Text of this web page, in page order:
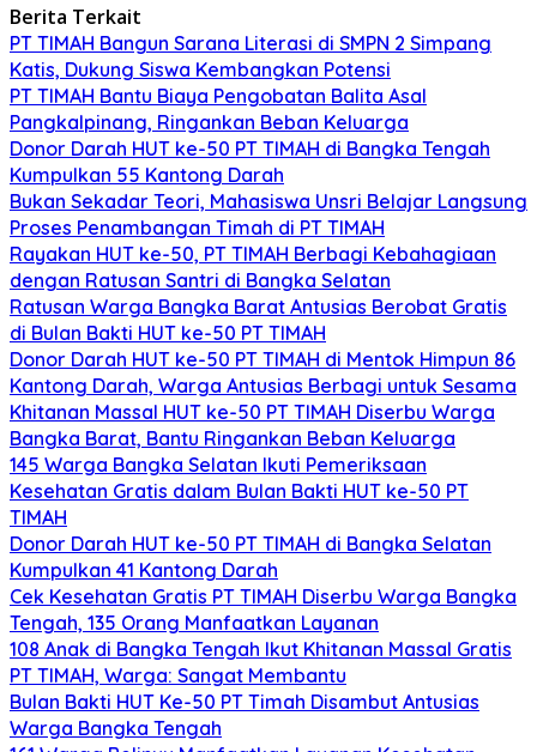
Berita Terkait
PT TIMAH Bangun Sarana Literasi di SMPN 2 Simpang
Katis, Dukung Siswa Kembangkan Potensi
PT TIMAH Bantu Biaya Pengobatan Balita Asal
Pangkalpinang, Ringankan Beban Keluarga
Donor Darah HUT ke-50 PT TIMAH di Bangka Tengah
Kumpulkan 55 Kantong Darah
Bukan Sekadar Teori, Mahasiswa Unsri Belajar Langsung
Proses Penambangan Timah di PT TIMAH
Rayakan HUT ke-50, PT TIMAH Berbagi Kebahagiaan
dengan Ratusan Santri di Bangka Selatan
Ratusan Warga Bangka Barat Antusias Berobat Gratis
di Bulan Bakti HUT ke-50 PT TIMAH
Donor Darah HUT ke-50 PT TIMAH di Mentok Himpun 86
Kantong Darah, Warga Antusias Berbagi untuk Sesama
Khitanan Massal HUT ke-50 PT TIMAH Diserbu Warga
Bangka Barat, Bantu Ringankan Beban Keluarga
145 Warga Bangka Selatan Ikuti Pemeriksaan
Kesehatan Gratis dalam Bulan Bakti HUT ke-50 PT
TIMAH
Donor Darah HUT ke-50 PT TIMAH di Bangka Selatan
Kumpulkan 41 Kantong Darah
Cek Kesehatan Gratis PT TIMAH Diserbu Warga Bangka
Tengah, 135 Orang Manfaatkan Layanan
108 Anak di Bangka Tengah Ikut Khitanan Massal Gratis
PT TIMAH, Warga: Sangat Membantu
Bulan Bakti HUT Ke-50 PT Timah Disambut Antusias
Warga Bangka Tengah